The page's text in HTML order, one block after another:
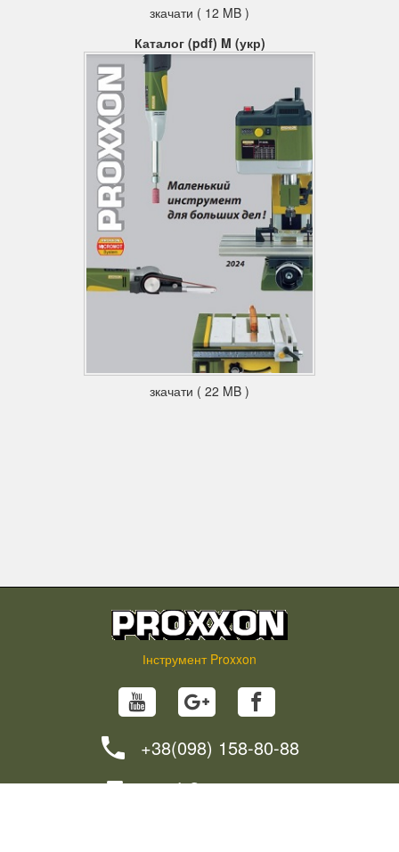
зкачати ( 12 MB )
Каталог (pdf) M (укр)
зкачати ( 22 MB )
Інструмент Proxxon
+38(098) 158-80-88
info@proxxon.in.ua